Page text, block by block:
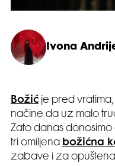
Ivona
Božić je pred
načine da uz malo
Zato danas
tri omiljena božićna
zabave i za